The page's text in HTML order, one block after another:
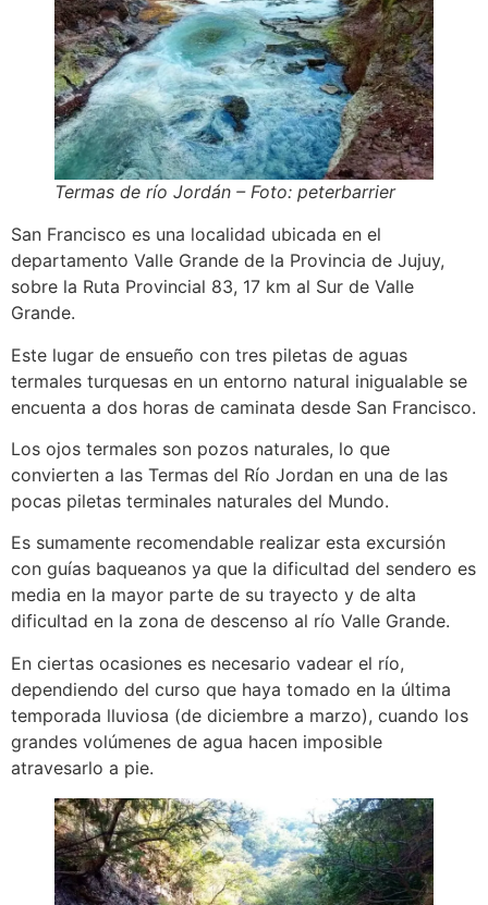
Termas de río Jordán – Foto: peterbarrier
San Francisco es una localidad ubicada en el
departamento Valle Grande de la Provincia de Jujuy,
sobre la Ruta Provincial 83, 17 km al Sur de Valle
Grande.
Este lugar de ensueño con tres piletas de aguas
termales turquesas en un entorno natural inigualable se
encuenta a dos horas de caminata desde San Francisco.
Los ojos termales son pozos naturales, lo que
convierten a las Termas del Río Jordan en una de las
pocas piletas terminales naturales del Mundo.
Es sumamente recomendable realizar esta excursión
con guías baqueanos ya que la dificultad del sendero es
media en la mayor parte de su trayecto y de alta
dificultad en la zona de descenso al río Valle Grande.
En ciertas ocasiones es necesario vadear el río,
dependiendo del curso que haya tomado en la última
temporada lluviosa (de diciembre a marzo), cuando los
grandes volúmenes de agua hacen imposible
atravesarlo a pie.